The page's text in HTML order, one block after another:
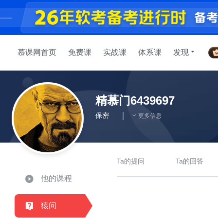
慕课网首页 免费课 实战课 体系课 发现
精慕门6439697
保密 更多信息
他的课程
猿问
Ta的提问 Ta的回答